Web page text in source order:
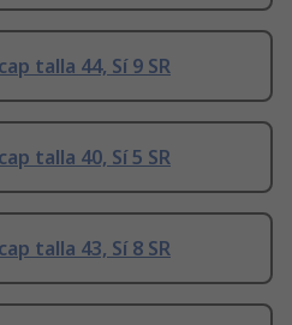
talla 44, Sí 9 SR
talla 40, Sí 5 SR
talla 43, Sí 8 SR